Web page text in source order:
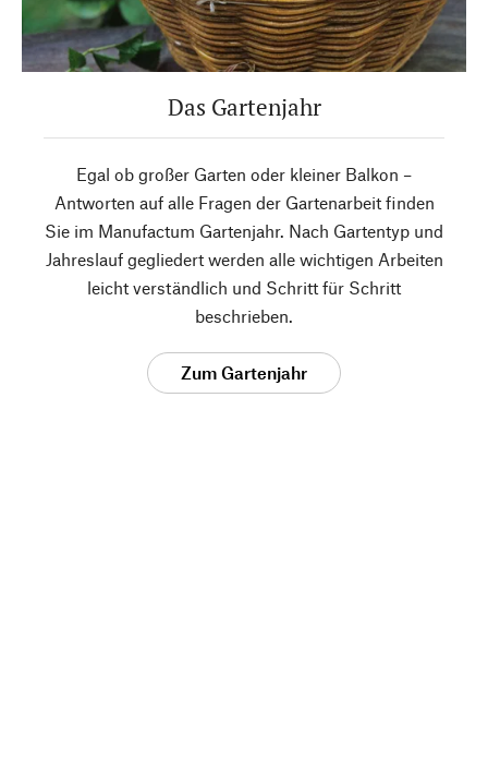
Das Gartenjahr
Egal ob großer Garten oder kleiner Balkon –
Antworten auf alle Fragen der Gartenarbeit finden
Sie im Manufactum Gartenjahr. Nach Gartentyp und
Jahreslauf gegliedert werden alle wichtigen Arbeiten
leicht verständlich und Schritt für Schritt
beschrieben.
Zum Gartenjahr